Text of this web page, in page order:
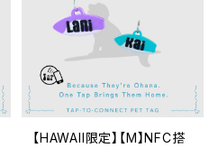
【HAWAII限定】【M】NFC搭